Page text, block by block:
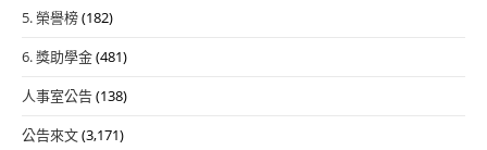
5. 榮譽榜(182)
6. 獎助學金(481)
人事室公告(138)
公告來文(3,171)